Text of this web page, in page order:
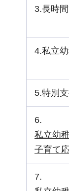
3.長時
4.私立
5.特別
6.
私立幼
子育て
7.